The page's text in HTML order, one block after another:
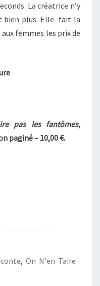
La créatrice n’y
bien plus. Elle fait la
femmes les prix de
pas les fantômes,
paginé – 10,00 €.
, On N'en Taire